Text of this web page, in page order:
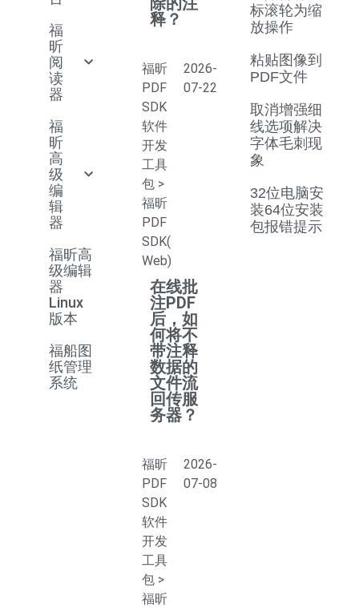
福
昕
阅
读
器
福
昕
高
级
编
辑
器
福昕高
级编辑
器
Linux
版本
福船图
纸管理
系统
释？
福昕
PDF
SDK
软件
开发
工具
包>
福昕
PDF
SDK(
Web)
2026-
07-22
在线批
注PDF
后，如
何将不
带注释
数据的
文件流
回传服
务器？
福昕
PDF
SDK
软件
开发
工具
包>
福昕
2026-
07-08
标滚轮为缩
放操作
粘贴图像到
PDF文件
取消增强细
线选项解决
字体毛刺现
象
32位电脑安
装64位安装
包报错提示